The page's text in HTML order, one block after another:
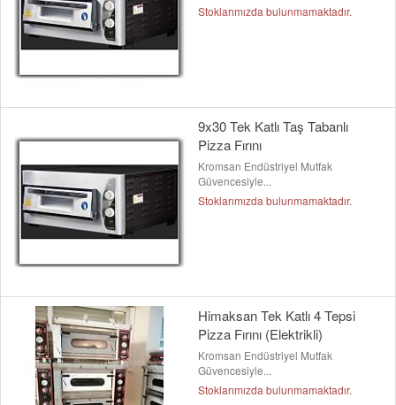
Stoklarımızda bulunmamaktadır.
9x30 Tek Katlı Taş Tabanlı
Pizza Fırını
Kromsan Endüstriyel Mutfak
Güvencesiyle...
Stoklarımızda bulunmamaktadır.
Himaksan Tek Katlı 4 Tepsi
Pizza Fırını (Elektrikli)
Kromsan Endüstriyel Mutfak
Güvencesiyle...
Stoklarımızda bulunmamaktadır.